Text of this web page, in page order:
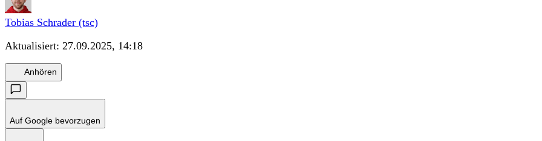
Tobias Schrader (tsc)
Aktualisiert: 27.09.2025, 14:18
Anhören
Auf Google bevorzugen